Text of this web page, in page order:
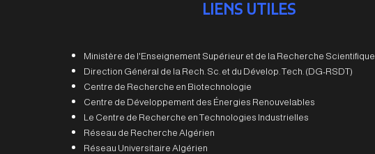
LIENS UTILES
Ministère de l'Enseignement Supérieur et de la Recherche Scientifique
Direction Général de la Rech. Sc. et du Dévelop. Tech. (DG-RSDT)
Centre de Recherche en Biotechnologie
Centre de Développement des Énergies Renouvelables
Le Centre de Recherche en Technologies Industrielles
Réseau de Recherche Algérien
Réseau Universitaire Algérien